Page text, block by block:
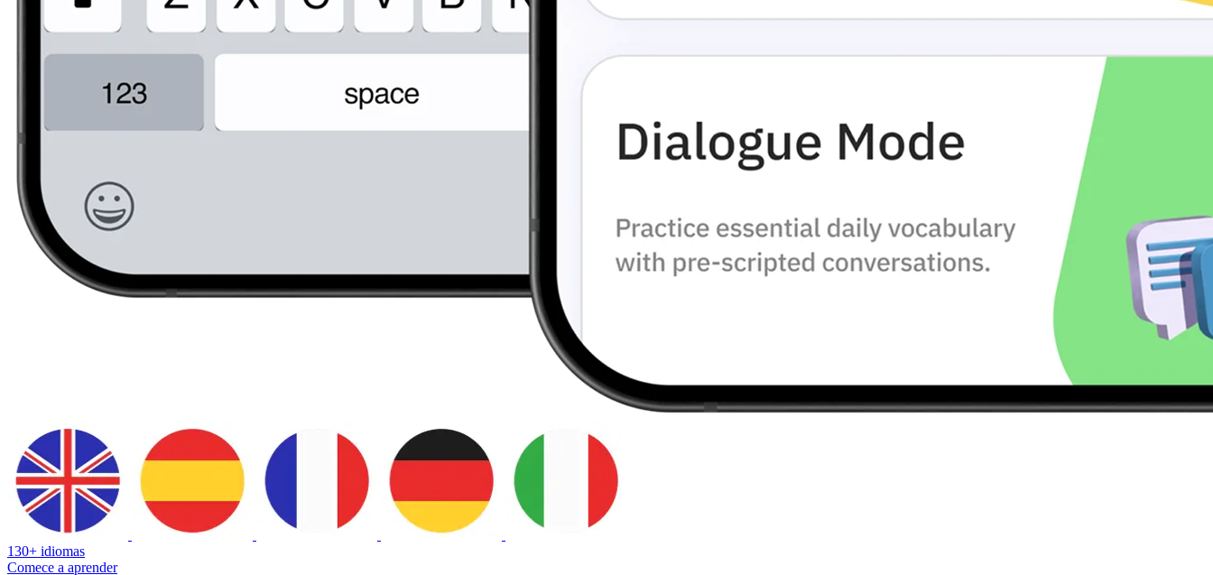
130+ idiomas
Comece a aprender